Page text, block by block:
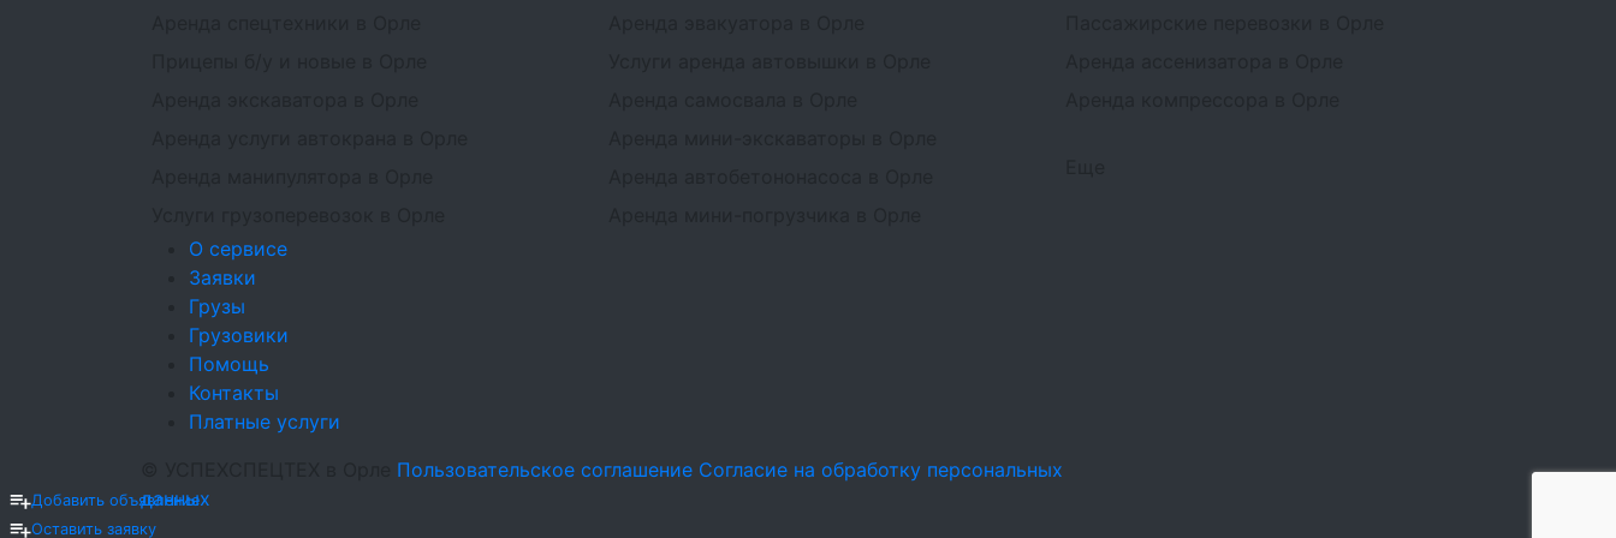
Добавить объявление
Оставить заявку
О сервисе
Заявки
Грузы
Грузовики
Помощь
Контакты
Платные услуги
Пользовательское соглашение Согласие на обработку персональных
данных